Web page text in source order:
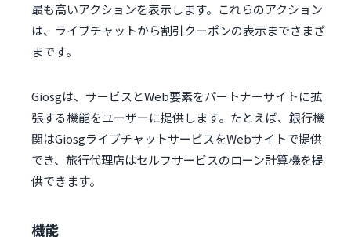
最も高いアクションを表示します。これらのアクション
は、ライブチャットから割引クーポンの表示までさまざ
まです。
Giosgは、サービスとWeb要素をパートナーサイトに拡
張する機能をユーザーに提供します。たとえば、銀行機
関はGiosgライブチャットサービスをWebサイトで提供
でき、旅行代理店はセルフサービスのローン計算機を提
供できます。
機能